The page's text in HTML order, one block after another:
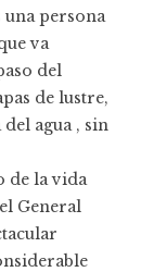
una persona
va
del
de lustre,
agua , sin
de la vida
General